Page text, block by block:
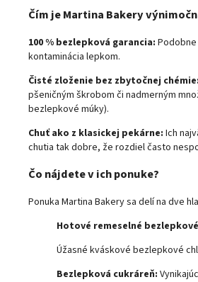
Čím je Martina Bakery
100 % bezlepková garancia:
kontaminácia lepkom.
Čisté zloženie bez zbytočnej chémie:
pšeničným škrobom či nadmerným
bezlepkové múky).
Chuť ako z klasickej pekárne: Ich
chutia tak dobre, že rozdiel často
Čo nájdete v ich ponuke?
Ponuka Martina Bakery sa delí na dve
Hotové remeselné
Úžasné kváskové bezlepkové
Bezlepková cukráreň: